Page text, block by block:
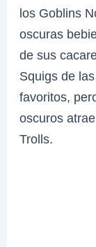
los Goblins
oscuras
de sus
Squigs de
favoritos,
oscuros
Trolls.